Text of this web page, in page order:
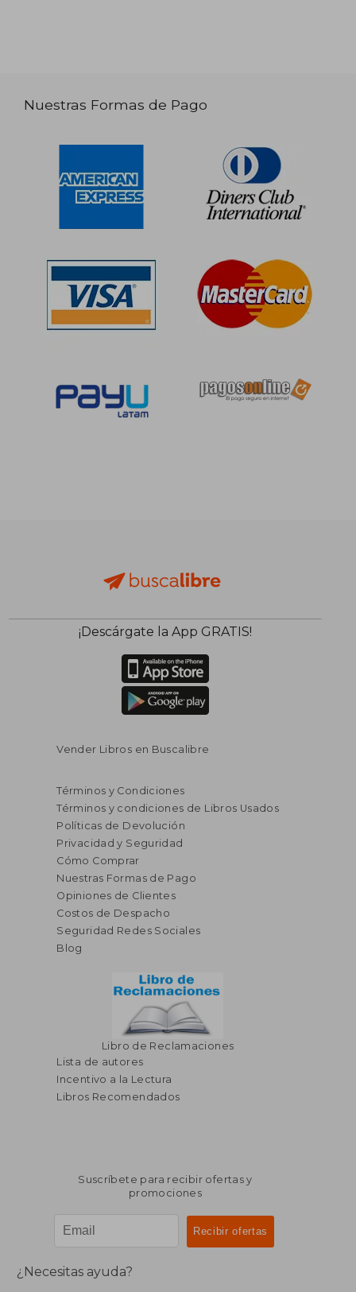
Nuestras Formas de Pago
¡Descárgate la App GRATIS!
Vender Libros en Buscalibre
Términos y Condiciones
Términos y condiciones de Libros Usados
Políticas de Devolución
Privacidad y Seguridad
Cómo Comprar
Nuestras Formas de Pago
Opiniones de Clientes
Costos de Despacho
Seguridad Redes Sociales
Blog
Libro de Reclamaciones
Lista de autores
Incentivo a la Lectura
Libros Recomendados
Suscríbete para recibir ofertas y
promociones
¿Necesitas ayuda?